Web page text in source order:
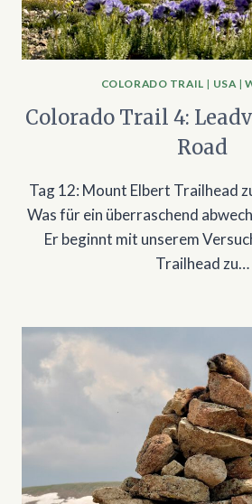
COLORADO TRAIL | USA |
Colorado Trail 4:
Road
Tag 12: Mount Elbert Trailhead
Was für ein überraschend
Er beginnt mit unserem
Trailhead zu…